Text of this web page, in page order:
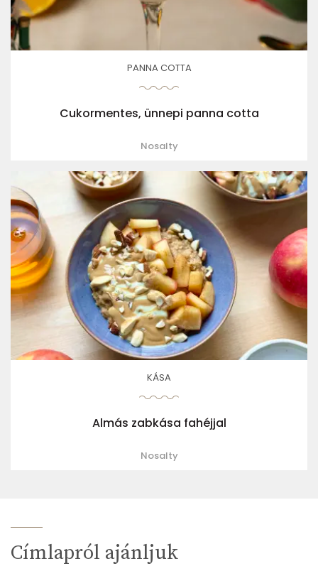
PANNA COTTA
Cukormentes, ünnepi panna cotta
Nosalty
KÁSA
Almás zabkása fahéjjal
Nosalty
Címlapról ajánljuk